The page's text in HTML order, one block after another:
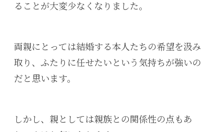
ることが大変少なくなりました。
両親にとっては結婚する本人たちの希望を汲み
取り、ふたりに任せたいという気持ちが強いの
だと思います。
しかし、親としては親族との関係性の点もあ